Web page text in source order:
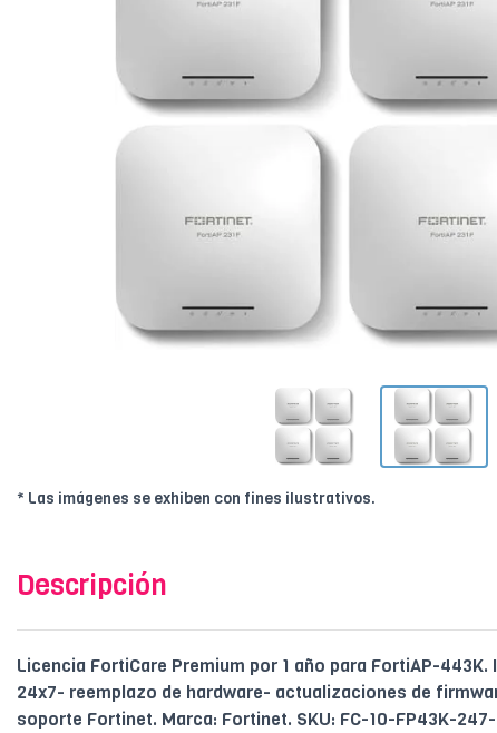
* Las imágenes se exhiben con fines ilustrativos.
Descripción
Licencia FortiCare Premium por 1 año para FortiAP-
24x7- reemplazo de hardware- actualizaciones de
soporte Fortinet. Marca: Fortinet. SKU: FC-10-FP43K-